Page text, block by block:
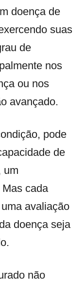
doença de
suas
de
nos
ou nos
avançado.
pode
de
um
cada
avaliação
doença seja
não